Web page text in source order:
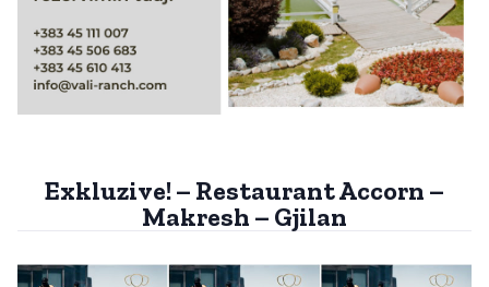
Exkluzive! – Restaurant Accorn –
Makresh – Gjilan